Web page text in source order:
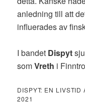
anledning till att
influerades av
I bandet Dispyt
somVreth i
DISPYT: EN LIVSTID
2021